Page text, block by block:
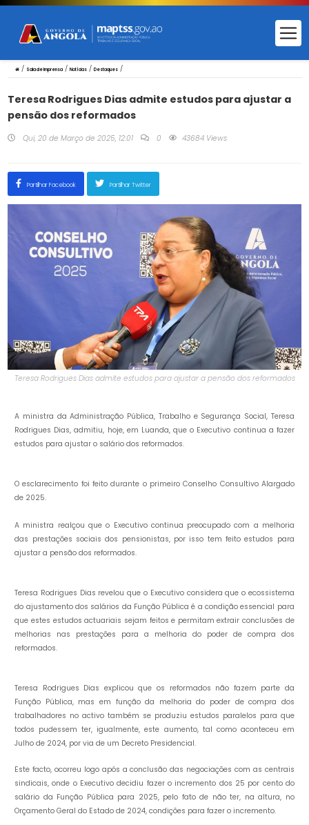
/ Sala de Imprensa/ Notícias/ Destaques/
Teresa Rodrigues Dias admite estudos para ajustar a
pensão dos reformados
Qui, 20 de Março de 2025, 12:01 0 43684 Views
Partilhar Facebook Partilhar Twitter
Teresa Rodrigues Dias admite estudos para ajustar a pensão dos reformados
A ministra da Administração Pública, Trabalho e Segurança Social, Teresa
Rodrigues Dias, admitiu, hoje, em Luanda, que o Executivo continua a fazer
estudos para ajustar o salário dos reformados.
O esclarecimento foi feito durante o primeiro Conselho Consultivo Alargado
de 2025.
A ministra realçou que o Executivo continua preocupado com a melhoria
das prestações sociais dos pensionistas, por isso tem feito estudos para
ajustar a pensão dos reformados.
Teresa Rodrigues Dias revelou que o Executivo considera que o ecossistema
do ajustamento dos salários da Função Pública é a condição essencial para
que estes estudos actuariais sejam feitos e permitam extrair conclusões de
melhorias nas prestações para a melhoria do poder de compra dos
reformados.
Teresa Rodrigues Dias explicou que os reformados não fazem parte da
Função Pública, mas em função da melhoria do poder de compra dos
trabalhadores no activo também se produziu estudos paralelos para que
todos pudessem ter, igualmente, este aumento, tal como aconteceu em
Julho de 2024, por via de um Decreto Presidencial.
Este facto, ocorreu logo após a conclusão das negociações com as centrais
sindicais, onde o Executivo decidiu fazer o incremento dos 25 por cento do
salário da Função Pública para 2025, pelo fato de não ter, na altura, no
Orçamento Geral do Estado de 2024, condições para fazer o incremento.